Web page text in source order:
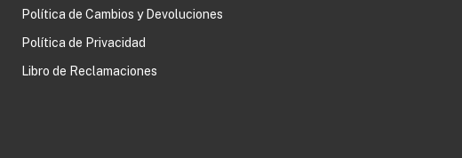
Política de Cambios y Devoluciones
Política de Privacidad
Libro de Reclamaciones